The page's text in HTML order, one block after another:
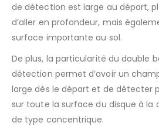
de détection est large au départ,
d’aller en profondeur, mais
surface importante au sol.
De plus, la particularité du double
détection permet d’avoir un
large dès le départ et de détecter
sur toute la surface du disque à la
de type concentrique.